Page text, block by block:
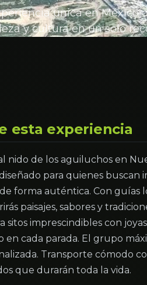
única en México
y cultura en un solo
esta experiencia
nido de los aguiluchos en
para quienes
forma auténtica. Con guías
paisajes, sabores y
sitos imprescindibles con
en cada parada. El grupo
Transporte cómodo
que durarán toda la vida.